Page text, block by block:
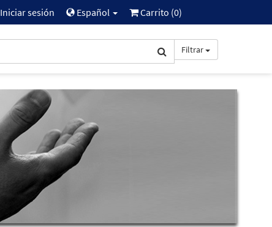
Iniciar sesión Español Carrito (0)
Filtrar